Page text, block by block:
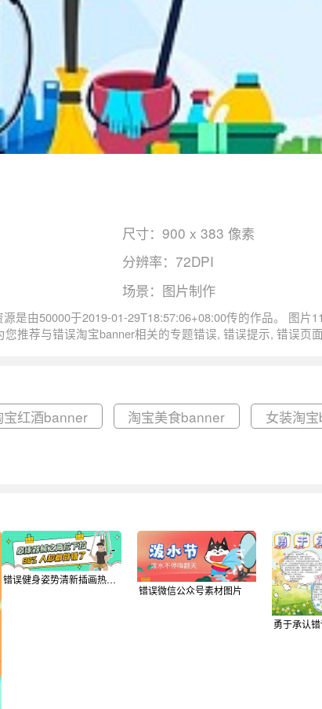
尺寸：900 x 383 像素
分辨率：72DPI
场景：图片制作
要用于电商全屏海报行业，为您推荐与错误淘宝banner相关的专题错误, 错误提示,
宝红酒banner 淘宝美食banner 女装淘
错误健身姿势清新插画热文链接
错误微信公众号素材图片
勇于承认